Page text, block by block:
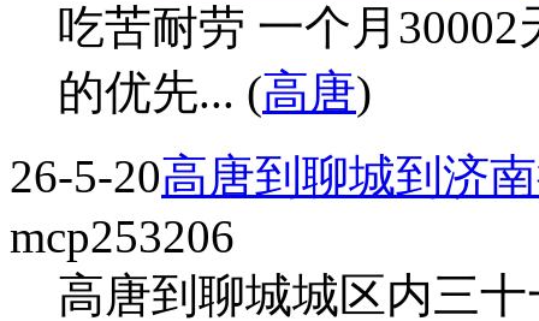
吃苦耐劳 一个月
的优先... (高唐)
26-5-20高唐到聊城到济
mcp253206
高唐到聊城城区内三